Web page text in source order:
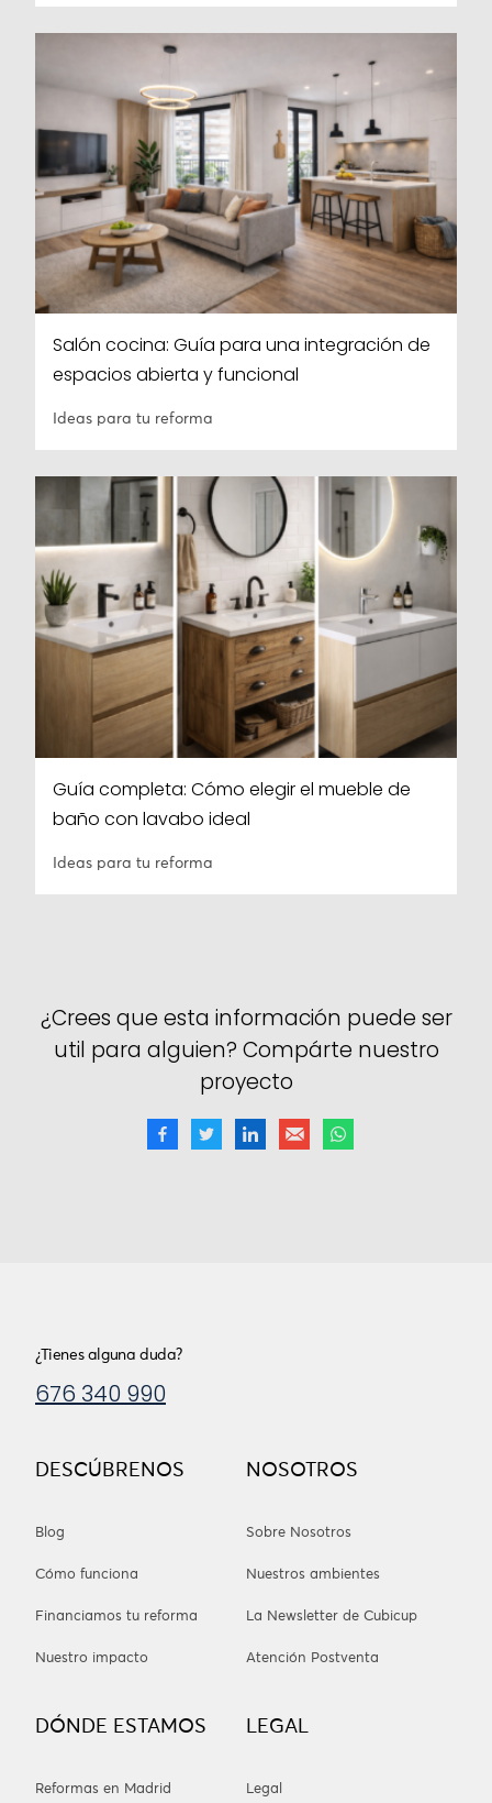
Salón cocina: Guía para una integración de
espacios abierta y funcional
Ideas para tu reforma
Guía completa: Cómo elegir el mueble de
baño con lavabo ideal
Ideas para tu reforma
¿Crees que esta información puede ser
util para alguien? Compárte nuestro
proyecto
DESCÚBRENOS
Blog
Cómo funciona
Financiamos tu reforma
Nuestro impacto
NOSOTROS
Sobre Nosotros
Nuestros ambientes
La Newsletter de Cubicup
Atención Postventa
DÓNDE ESTAMOS
Reformas en Madrid
LEGAL
Legal
¿Tienes alguna duda?
676 340 990